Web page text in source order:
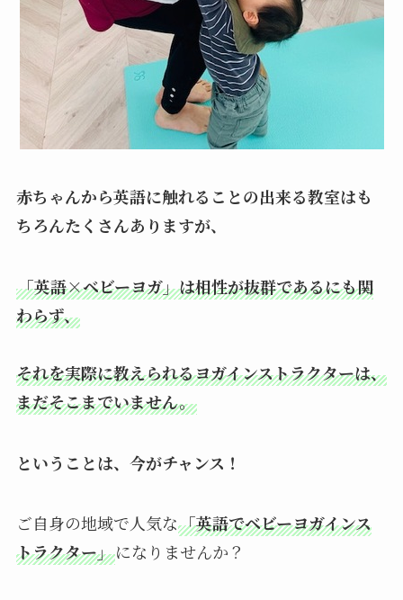
赤ちゃんから英語に触れることの出来る教室はも
ちろんたくさんありますが、
「英語×ベビーヨガ」は相性が抜群であるにも関
わらず、
それを実際に教えられるヨガインストラクターは、
まだそこまでいません。
ということは、今がチャンス！
ご自身の地域で人気な「英語でベビーヨガインス
トラクター」になりませんか？